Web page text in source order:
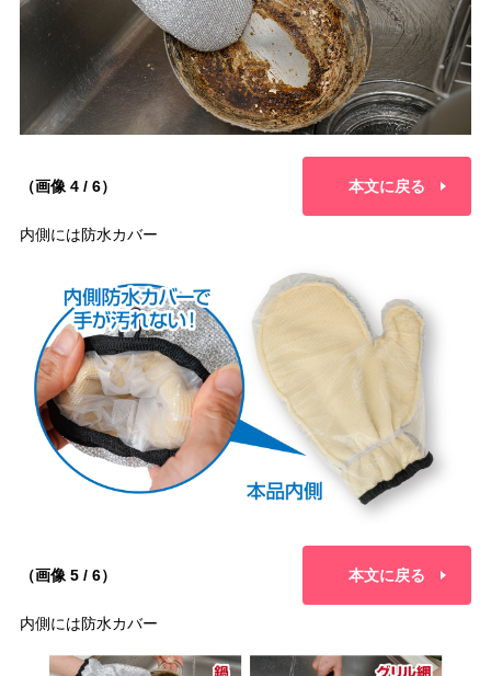
（画像 4 / 6） 本文に戻る
内側には防水カバー
（画像 5 / 6） 本文に戻る
内側には防水カバー